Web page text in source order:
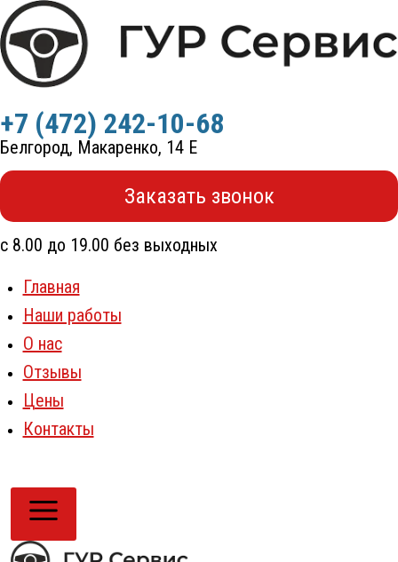
Перейти
к
содержимому
+7 (472) 242-10-68
Белгород, Макаренко, 14 Е
Заказать звонок
с 8.00 до 19.00 без выходных
Главная
Наши работы
О нас
Отзывы
Цены
Контакты